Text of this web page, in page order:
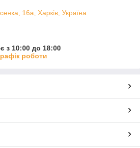
16а, Харків, Україна
з 10:00 до 18:00
роботи